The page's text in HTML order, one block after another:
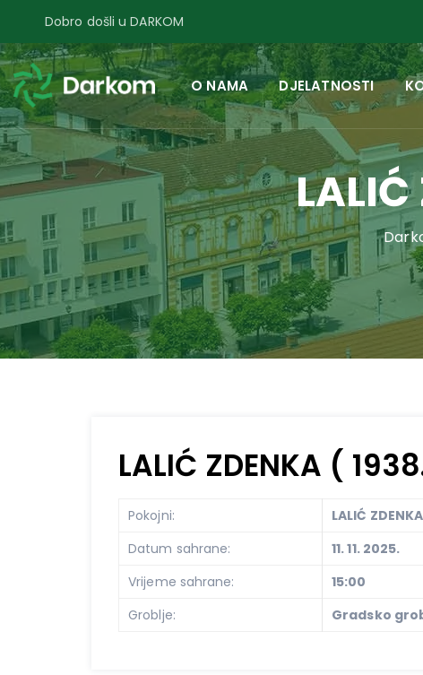
Dobro došli u DARKOM
O NAMA DJELATNOSTI
LALIĆ ZDENKA (
Pokojni:
LALIĆ
Datum sahrane:
11. 11. 2025.
Vrijeme sahrane:
15:00
Groblje:
Gradsko